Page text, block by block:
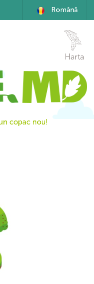
Română
copac nou!
Harta